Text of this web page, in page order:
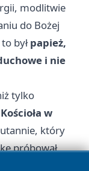
modlitwie
do Bożej
byłpapież,
i nie
tylko
w
który
próbował